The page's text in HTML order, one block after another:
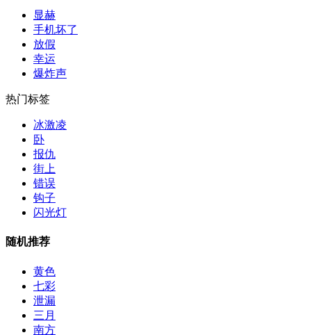
显赫
手机坏了
放假
幸运
爆炸声
热门标签
冰激凌
卧
报仇
街上
错误
钩子
闪光灯
随机推荐
黄色
七彩
泄漏
三月
南方